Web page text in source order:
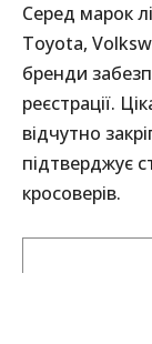
Серед марок
Toyota,
бренди
реєстрації.
відчутно
підтверджує
кросоверів.